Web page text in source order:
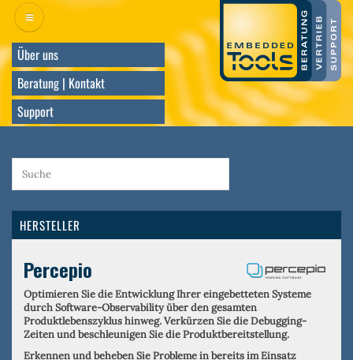
Direkt
zum
InhaltÜber uns
Beratung | Kontakt
Support
HERSTELLER
Percepio
Optimieren Sie die Entwicklung Ihrer eingebetteten Systeme
durch Software-Observability über den gesamten
Produktlebenszyklus hinweg. Verkürzen Sie die Debugging-
Zeiten und beschleunigen Sie die Produktbereitstellung.
Erkennen und beheben Sie Probleme in bereits im Einsatz